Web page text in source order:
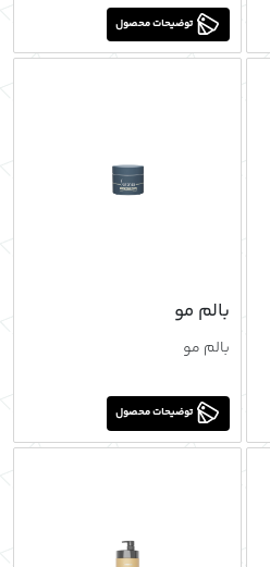
توضیحات محصول
بالم مو
بالم مو
توضیحات محصول